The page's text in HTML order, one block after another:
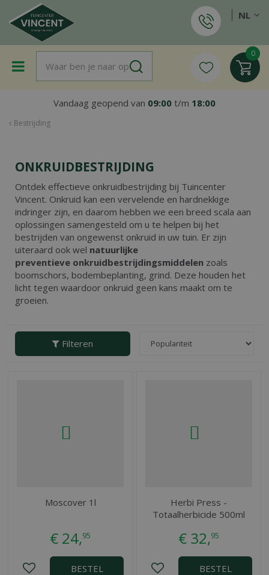
a
Bestrijding
Vandaag geopend van 09:00 t/m 18:00
NL
ONKRUIDBESTRIJDING
Ontdek effectieve onkruidbestrijding bij Tuincenter
Vincent. Onkruid kan een vervelende en hardnekkige
indringer zijn, en daarom hebben we een breed scala aan
oplossingen samengesteld om u te helpen bij het
bestrijden van ongewenst onkruid in uw tuin. Er zijn
uiteraard ook wel natuurlijke
preventieve onkruidbestrijdingsmiddelen zoals
boomschors, bodembeplanting, grind. Deze houden het
licht tegen waardoor onkruid geen kans maakt om te
groeien.
Filteren
Moscover 1l
€ 24,95
BESTEL
Herbi Press -
Totaalherbicide 500ml
€ 32,95
BESTEL